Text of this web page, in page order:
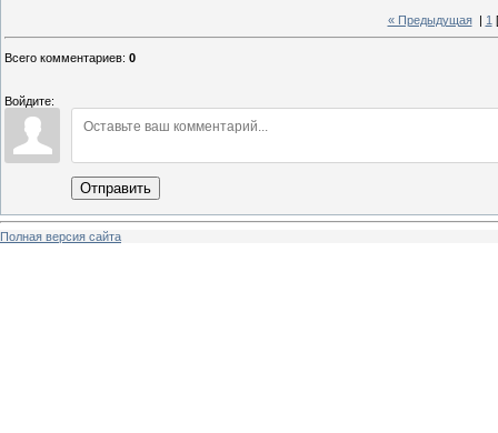
« Предыдущая| 1 [
Всего комментариев: 0
Войдите:
Отправить
Полная версия сайта